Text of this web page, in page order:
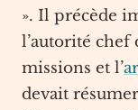
». Il précède
l’autorité chef
missions et l’
devait